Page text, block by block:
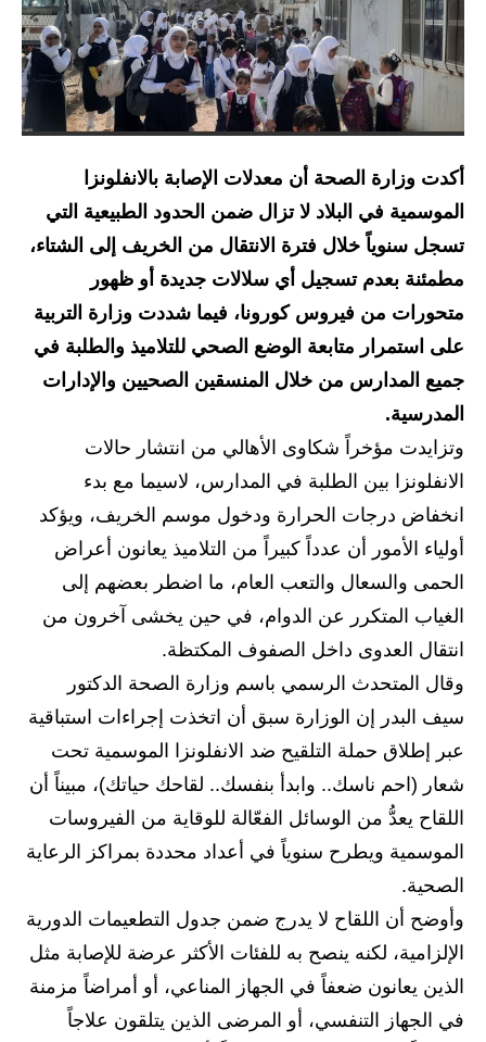
قطع الاراضي
اخبار العراق
الاخبار السياسية
الاخبار الامنية
الاخبار الاقتصادية
الاخبار الرياضية
المدارس
اخبار وقرارات وزارة التربية
المرحلة الابتدائية
المرحلة المتوسطة
المرحلة الاعدادية
اسئلة وزارية
المرحلة المتوسطة
المرحلة الاعدادية
مرشحات
المرحلة الابتدائية
المرحلة المتوسطة
المرحلة الاعدادية
كتب مدرسية
أكدت وزارة الصحة أن معدلات الإصابة بالانفلونزا
الموسمية في البلاد لا تزال ضمن الحدود الطبيعية التي
تسجل سنوياً خلال فترة الانتقال من الخريف إلى الشتاء،
مطمئنة بعدم تسجيل أي سلالات جديدة أو ظهور
متحورات من فيروس كورونا، فيما شددت وزارة التربية
على استمرار متابعة الوضع الصحي للتلاميذ والطلبة في
جميع المدارس من خلال المنسقين الصحيين والإدارات
المدرسية.
وتزايدت مؤخراً شكاوى الأهالي من انتشار حالات
الانفلونزا بين الطلبة في المدارس، لاسيما مع بدء
انخفاض درجات الحرارة ودخول موسم الخريف، ويؤكد
أولياء الأمور أن عدداً كبيراً من التلاميذ يعانون أعراض
الحمى والسعال والتعب العام، ما اضطر بعضهم إلى
الغياب المتكرر عن الدوام، في حين يخشى آخرون من
انتقال العدوى داخل الصفوف المكتظة.
وقال المتحدث الرسمي باسم وزارة الصحة الدكتور
سيف البدر إن الوزارة سبق أن اتخذت إجراءات استباقية
عبر إطلاق حملة التلقيح ضد الانفلونزا الموسمية تحت
شعار (احم ناسك.. وابدأ بنفسك.. لقاحك حياتك)، مبيناً أن
اللقاح يعدُّ من الوسائل الفعّالة للوقاية من الفيروسات
الموسمية ويطرح سنوياً في أعداد محددة بمراكز الرعاية
الصحية.
وأوضح أن اللقاح لا يدرج ضمن جدول التطعيمات الدورية
الإلزامية، لكنه ينصح به للفئات الأكثر عرضة للإصابة مثل
الذين يعانون ضعفاً في الجهاز المناعي، أو أمراضاً مزمنة
في الجهاز التنفسي، أو المرضى الذين يتلقون علاجاً